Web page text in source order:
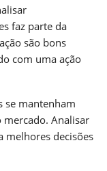
faz parte da
são bons
com uma ação
se mantenham
Analisar
melhores decisões